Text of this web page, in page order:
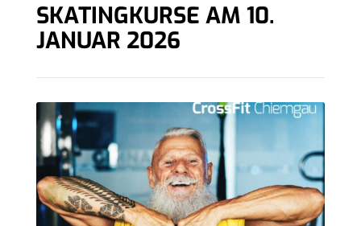
SKATINGKURSE AM 10.
JANUAR 2026